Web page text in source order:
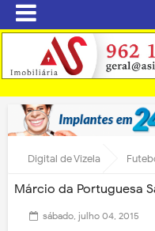
Digital de Vizela
Márcio da Portuguesa
sábado, julho 04, 2015